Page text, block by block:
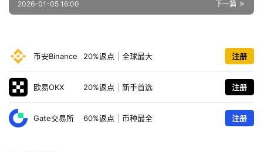
下一篇
2026-01-05 16:00
币安Binance 20%返点 全球最大 注册
欧易OKX 20%返点 新手首选 注册
Gate交易所 60%返点 币种最全 注册